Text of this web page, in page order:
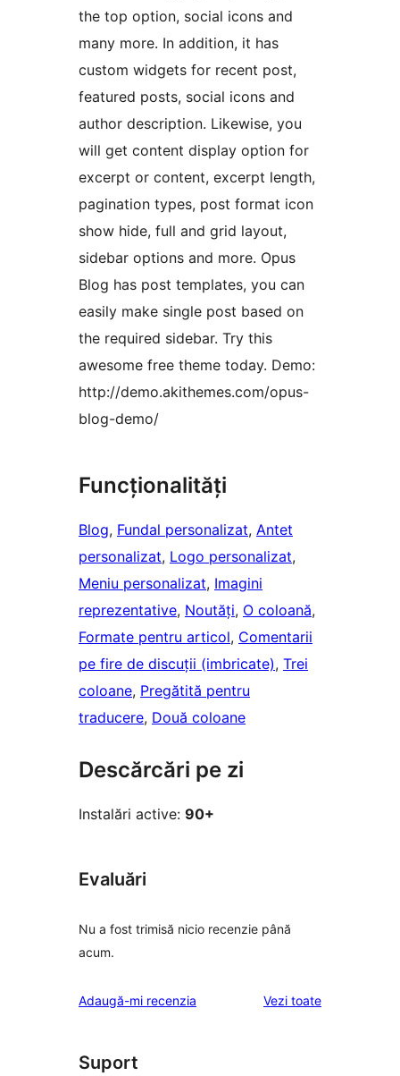
the top option, social icons and
many more. In addition, it has
custom widgets for recent post,
featured posts, social icons and
author description. Likewise, you
will get content display option for
excerpt or content, excerpt length,
pagination types, post format icon
show hide, full and grid layout,
sidebar options and more. Opus
Blog has post templates, you can
easily make single post based on
the required sidebar. Try this
awesome free theme today. Demo:
http://demo.akithemes.com/opus-
blog-demo/
Funcționalități
Blog, Fundal personalizat, Antet
personalizat, Logo personalizat
Meniu personalizat, Imagini
reprezentative, Noutăți, O coloană
Formate pentru articol, Comentarii
pe fire de discuții (imbricate), Trei
coloane, Pregătită pentru
traducere, Două coloane
Descărcări pe zi
Instalări active: 90+
Evaluări
Nu a fost trimisă nicio recenzie până
acum.
Adaugă-mi recenzia Vezi toaterecenziile
Suport